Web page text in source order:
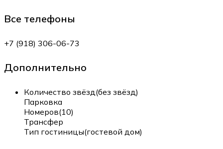
Все телефоны
+7 (918) 306-06-73
Дополнительно
Количество звёзд(без звёзд)
Парковка
Номеров(10)
Трансфер
Тип гостиницы(гостевой дом)